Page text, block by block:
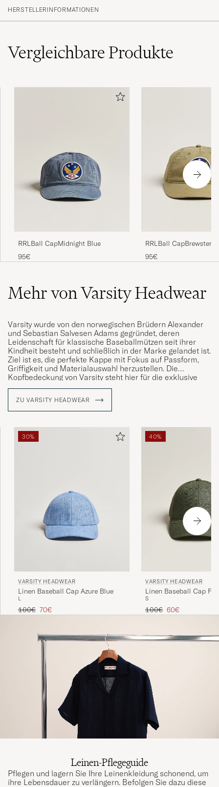
HERSTELLERINFORMATIONEN
VergleichbareProdukte
RRLBall CapMidnight Blue
95€
RRLBall CapBrewster
95€
Mehr von Varsity Headwear
Varsity wurde von den norwegischen Brüdern Alexander
und Sebastian Salvesen Adams gegründet, deren
Leidenschaft für klassische Baseballmützen seit ihrer
Kindheit besteht und schließlich in der Marke gelandet ist.
Ziel ist es, die perfekte Kappe mit Fokus auf Passform,
Griffigkeit und Materialauswahl herzustellen. Die
Kopfbedeckung von Varsity steht hier für die exklusive
Vielfalt und wird hauptsächlich aus Kaschmir hergestellt.
und durch die Integration mit Menschen und Kulturen.
ZU VARSITY HEADWEAR
30%
VARSITY HEADWEAR
Linen Baseball Cap Azure Blue
L
Regulärer Preis
100€ Reduzierter Preis
70€
40%
VARSITY HEADWEAR
Linen Baseball Cap
S
Regulärer Preis
100€ Reduzierter Preis
60€
Leinen-Pflegeguide
Pflegen und lagern Sie Ihre Leinenkleidung schonend, um
ihre Lebensdauer zu verlängern. Befolgen Sie dazu diese